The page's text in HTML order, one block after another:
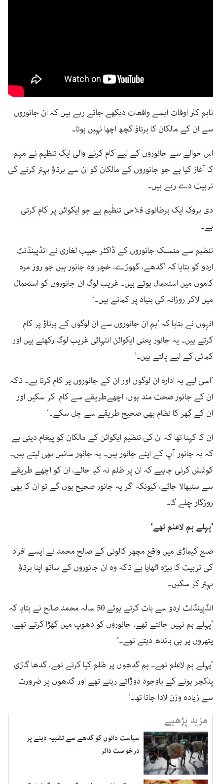
تاہم کثر اوقات ایسے واقعات دیکھے جاتے رہے ہیں کہ ان جانوروں
سے ان کے مالکان کا برتاؤ کچھ اچھا نہیں ہوتا۔
اس حوالے سے جانوروں کے لیے کام کرنے والی ایک تنظیم نے مہم
کا آغاز کیا ہے جو جانوروں کے مالکان کو ان سے برتاؤ بہتر کرنے کی
تربیت دے رہے ہیں۔
دی بروک ایک برطانوی فلاحی تنظٰیم ہے جو ایکوائن پر کام کرتی
ہے۔
تنظیم سے منسلک جانوروں کے ڈاکٹر حبیب لغاری نے انڈپینڈنٹ
اردو کو بتایا کہ ’گدھے، گھوڑے، خچر وہ جانور ہیں جو روز مرہ
کاموں میں استعمال ہوتے ہیں۔ غریب لوگ ان جانوروں کو استعمال
میں لاکر روزانہ کی بنیاد پر کماتے ہیں۔‘
انہوں نے بتایا کہ ’ہم ان جانوروں سے ان لوگوں کے برتاؤ پر کام
کرتے ہیں۔ یہ جانور یعنی ایکوائن انتہائی غریب لوگ رکھتے ہیں اور
کمائی کے لیے پالتے ہیں۔‘
’اسی لیے یہ ادارہ ان لوگوں اور ان کے جانوروں پر کام کرتا ہے۔ تاکہ
ان کے جانور صحت مند ہوں، اچھےطریقے سے کام کر سکیں اور
ان کے گھر کا نظام بھی صحیح طریقے سے چل سکے۔‘
ان کا کہنا تھا کہ ان کی تنظیم ایکوائن کے مالکان کو پیغام دیتی ہے
کہ یہ جانور آپ کے اپنے جانور ہیں۔ یہ جانور سانس بھی لیتے ہیں۔
کوشش کرنی چاہیے کہ ان پر ظلم نہ کیا جائے، ان کو اچھے طریقے
سے سنبھالا جائے، کیونکہ اگر یہ جانور صحیح ہوں گے تو ان کا بھی
روزگار چلے گا۔
’پہلے ہم لاعلم تھے‘
ضلع کیماڑی میں واقع مچھر کالونی کے صالح محمد نے ایسے افراد
کی تربیت کا بیڑہ اٹھایا ہے تاکہ وہ ان جانوروں کے ساتھ اپنا برتاؤ
بہتر کر سکیں۔
انڈپینڈنٹ اردو سے بات کرتے ہوئے 50 سالہ محمد صالح نے بتایا کہ
’پہلے ہم نہیں جانتے تھے، جانوروں کو دھوپ میں کھڑا کرتے تھے،
پتھروں پر ہی باندھ دیتے تھے۔‘
’پہلے ہم لاعلم تھے۔ ہم گدھوں پر ظلم کیا کرتے تھے، گدھا گاڑی
پنکچر ہونے کے باوجود دوڑاتے رہتے تھے اور گدھوں پر ضرورت
سے زیادہ وزن لادا جاتا تھا۔‘
مزید پڑھیے
سیاست دانوں کو گدھے سے تشبیہ دینے پر
درخواست دائر